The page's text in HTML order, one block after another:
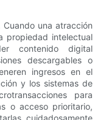
una atracción
propiedad intelectual
contenido digital
descargables o
ingresos en el
y los sistemas de
para
o acceso prioritario,